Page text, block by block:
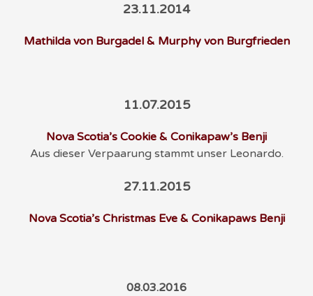
23.11.2014
Mathilda von Burgadel & Murphy von Burgfrieden
11.07.2015
Nova Scotia’s Cookie & Conikapaw’s Benji
Aus dieser Verpaarung stammt unser Leonardo.
27.11.2015
Nova Scotia’s Christmas Eve & Conikapaws Benji
08.03.2016